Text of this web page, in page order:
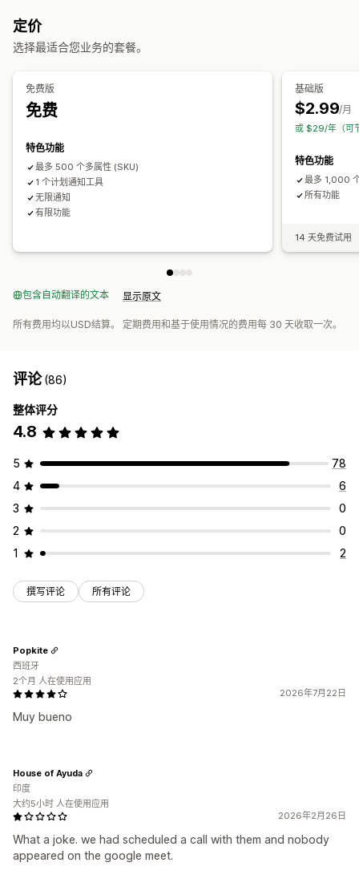
重新入库通知
自定义报告
电子邮件通知
自定义提醒
分析和报告
定价
选择最适合您业务的套餐。
免费版
免费
特色功能
最多 500 个多属性 (SKU)
1 个计划通知工具
无限通知
有限功能
基础版
$2.99/月
或 $29/年（可
特色功能
最多 1,000
所有功能
14 天免费试用
包含自动翻译的文本 显示原文
所有费用均以USD结算。 定期费用和基于使用情况的费用每 30 天收取一次。
评论(86)
整体评分
4.8
5
78
4
6
3
0
2
0
1
2
撰写评论 所有评论
2026年7月22日
Muy bueno
Popkite
西班牙
2个月 人在使用应用
2026年2月26日
What a joke. we had scheduled a call with them and nobody
appeared on the google meet.
House of Ayuda
印度
大约5小时 人在使用应用